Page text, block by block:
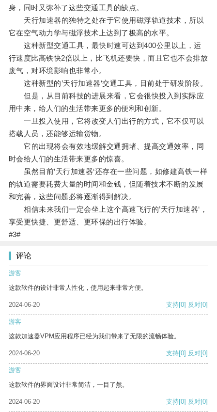
身，同时又弥补了这些交通工具的缺点。
天行加速器的独特之处在于它使用磁浮轨道技术，所以
它在空气动力学与磁浮技术上达到了极高的水平。
这种新型交通工具，最快时速可达到400公里以上，运
行速度比高铁快2倍以上，比飞机还要快，而且它也不会排放
废气，对环境影响也非常小。
这种新型的’天行加速器‘交通工具，目前处于研发阶段。
但是，从目前科技的进展来看，它会很快投入到实际应
用中来，给人们的生活带来更多的便利和创新。
一旦投入使用，它将改变人们出行的方式，它不仅可以
搭载人员，还能够运输货物。
它的出现将会有效地缓解交通拥堵、提高交通效率，同
时会给人们的生活带来更多的惊喜。
虽然目前’天行加速器‘还存在一些问题，如修建高铁一样
的轨道需要耗费大量的时间和金钱，但随着技术不断的发展
和完善，这些问题必将逐渐得到解决。
相信未来我们一定会坐上这个高速飞行的’天行加速器‘，
享受更快捷、更舒适、更环保的出行体验。
#3#
评论
游客
这款软件的设计非常人性化，使用起来非常方便。
2024-06-20 支持[0] 反对[0]
游客
这款加速器VPM应用程序已经为我们带来了无限的流畅体验。
2024-06-20 支持[0] 反对[0]
游客
这款软件的界面设计非常简洁，一目了然。
2024-06-20 支持[0] 反对[0]